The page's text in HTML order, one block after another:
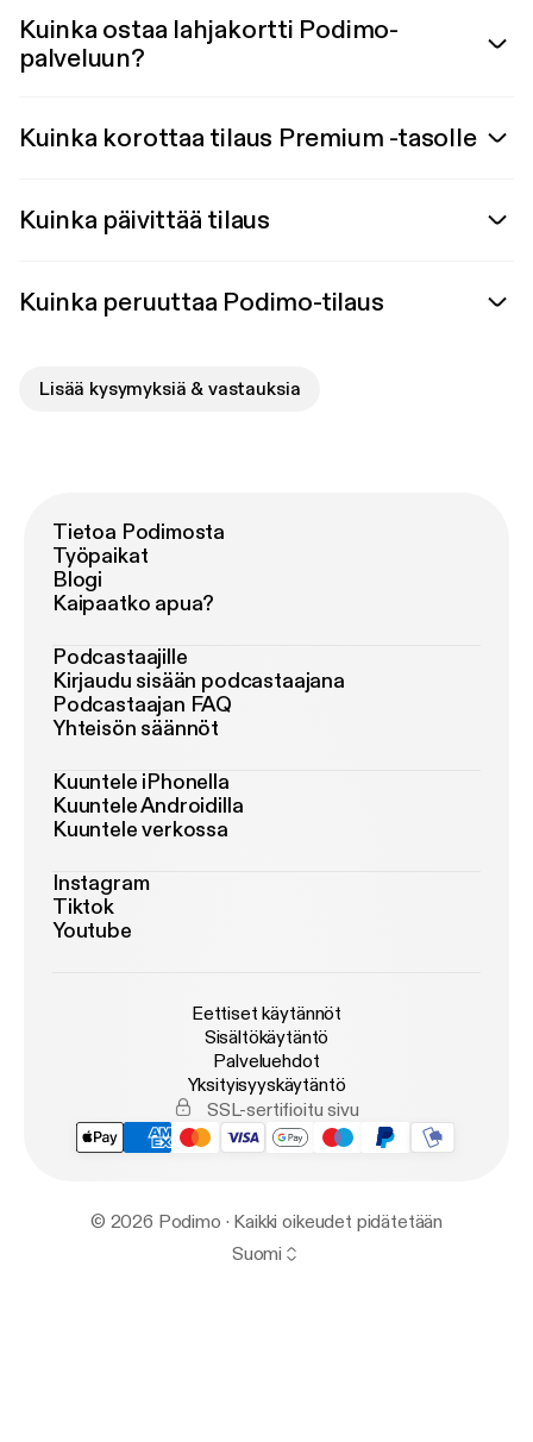
Kuinka ostaa lahjakortti Podimo-
palveluun?
Kuinka korottaa tilaus Premium -tasolle
Kuinka päivittää tilaus
Kuinka peruuttaa Podimo-tilaus
Lisää kysymyksiä & vastauksia
Tietoa Podimosta
Työpaikat
Blogi
Kaipaatko apua?
Podcastaajille
Kirjaudu sisään podcastaajana
Podcastaajan FAQ
Yhteisön säännöt
Kuuntele iPhonella
Kuuntele Androidilla
Kuuntele verkossa
Instagram
Tiktok
Youtube
Eettiset käytännöt
Sisältökäytäntö
Palveluehdot
Yksityisyyskäytäntö
SSL-sertifioitu sivu
© 2026 Podimo · Kaikki oikeudet pidätetään
Suomi